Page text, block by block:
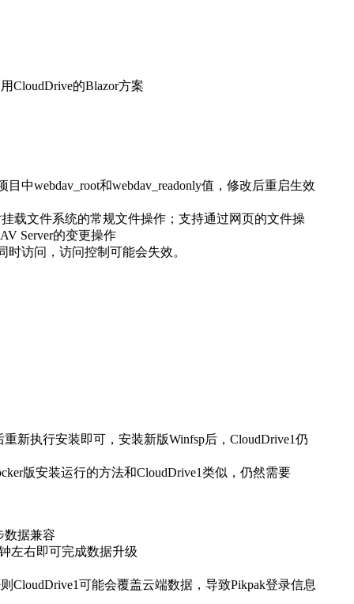
CloudDrive的Blazor方案
中webdav_root和webdav_readonly值，修改后重启生效
载文件系统的常规文件操作；支持通过网页的文件操
Server的变更操作
访问，访问控制可能会失效。
新执行安装即可，安装新版Winfsp后，CloudDrive1仍
版安装运行的方法和CloudDrive1类似，仍然需要
数据兼容
左右即可完成数据升级
CloudDrive1可能会覆盖云端数据，导致Pikpak登录信息